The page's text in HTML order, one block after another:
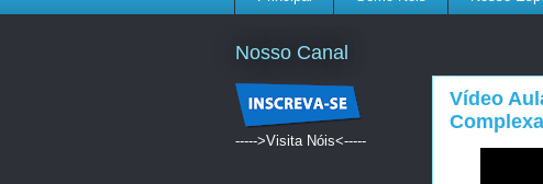
Vídeo
Nosso Canal
----->Visita Nóis<-----